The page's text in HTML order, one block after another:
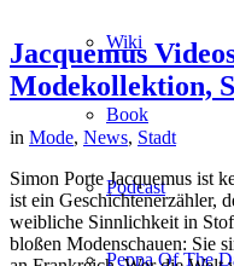
Wiki
Book
Podcast
Peppa Of The
Jacquemus
Modekollektion,
in Mode, News, Stadt
Simon Porte Jacquemus ist
ist ein Geschichtenerzähler,
weibliche Sinnlichkeit in
bloßen Modenschauen: Sie